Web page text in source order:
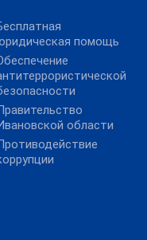
помощь
области